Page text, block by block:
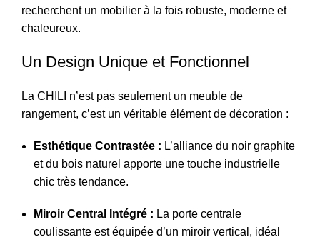
recherchent un mobilier à la fois robuste, moderne et
chaleureux.
Un Design Unique et Fonctionnel
La CHILI n’est pas seulement un meuble de
rangement, c’est un véritable élément de décoration :
Esthétique Contrastée : L’alliance du noir graphite
et du bois naturel apporte une touche industrielle
chic très tendance.
Miroir Central Intégré : La porte centrale
coulissante est équipée d’un miroir vertical, idéal